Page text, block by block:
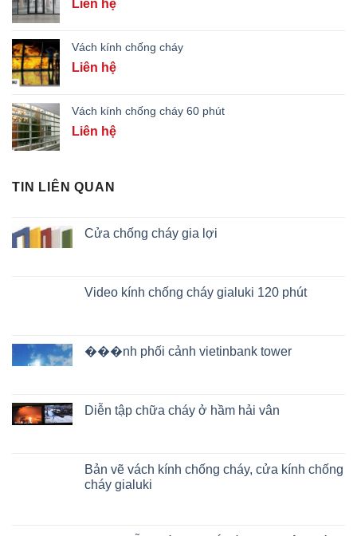
Liên hệ
Vách kính chống cháy
Liên hệ
Vách kính chống cháy 60 phút
Liên hệ
TIN LIÊN QUAN
Cửa chống cháy gia lợi
Video kính chống cháy gialuki 120 phút
���nh phối cảnh vietinbank tower
Diễn tập chữa cháy ở hầm hải vân
Bản vẽ vách kính chống cháy, cửa kính chống
cháy gialuki